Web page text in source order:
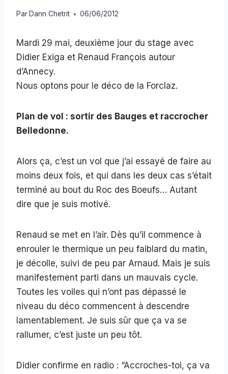
Par Dann Chetrit 06/06/2012
Mardi 29 mai, deuxième jour du stage avec
Didier Exiga et Renaud François autour
d’Annecy.
Nous optons pour le déco de la Forclaz.
Plan de vol : sortir des Bauges et raccrocher
Belledonne.
Alors ça, c’est un vol que j’ai essayé de faire au
moins deux fois, et qui dans les deux cas s’était
terminé au bout du Roc des Boeufs… Autant
dire que je suis motivé.
Renaud se met en l’air. Dès qu’il commence à
enrouler le thermique un peu faiblard du matin,
je décolle, suivi de peu par Arnaud. Mais je suis
manifestement parti dans un mauvais cycle.
Toutes les voiles qui n’ont pas dépassé le
niveau du déco commencent à descendre
lamentablement. Je suis sûr que ça va se
rallumer, c’est juste un peu tôt.
Didier confirme en radio : “Accroches-toi, ça va